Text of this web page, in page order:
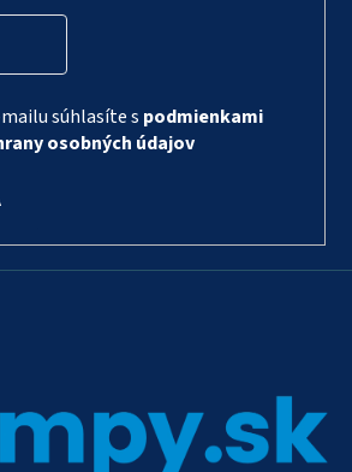
súhlasíte s podmienkami
osobných údajov